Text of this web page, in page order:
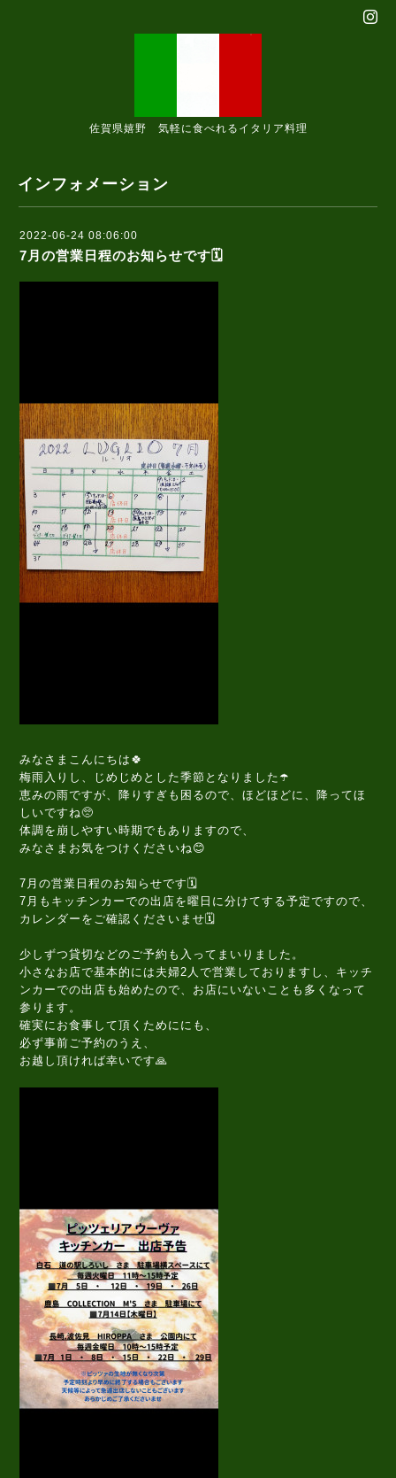
佐賀県嬉野 気軽に食べれるイタリア料理
インフォメーション
2022-06-24 08:06:00
7月の営業日程のお知らせです🗓️
みなさまこんにちは🍀
梅雨入りし、じめじめとした季節となりました☂️
恵みの雨ですが、降りすぎも困るので、ほどほどに、降ってほ
しいですね🥺
体調を崩しやすい時期でもありますので、
みなさまお気をつけくださいね😊
7月の営業日程のお知らせです🗓️
7月もキッチンカーでの出店を曜日に分けてする予定ですので、
カレンダーをご確認くださいませ🗓️
少しずつ貸切などのご予約も入ってまいりました。
小さなお店で基本的には夫婦2人で営業しておりますし、キッチ
ンカーでの出店も始めたので、お店にいないことも多くなって
参ります。
確実にお食事して頂くためににも、
必ず事前ご予約のうえ、
お越し頂ければ幸いです🙏